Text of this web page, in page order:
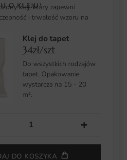
O KLEJU!
klej, który zapewni
i trwałość wzoru na
Klej do tapet
34zł/szt
Do wszystkich rodzajów
tapet. Opakowanie
wystarcza na 15 - 20
m².
+
DO KOSZYKA